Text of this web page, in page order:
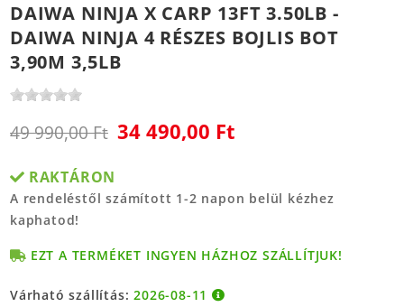
DAIWA NINJA X CARP 13FT 3.50LB -
DAIWA NINJA 4 RÉSZES BOJLIS BOT
3,90M 3,5LB
49 990,00 Ft 34 490,00 Ft
RAKTÁRON
A rendeléstől számított 1-2 napon belül kézhez
kaphatod!
EZT A TERMÉKET INGYEN HÁZHOZ SZÁLLÍTJUK!
Várható szállítás:2026-08-11